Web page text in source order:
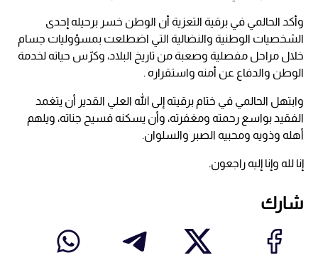
وأكد الحالمي في برقية التعزية أن الوطن خسر برحيله إحدى
الشخصيات الوطنية والنضالية التي اضطلعت بمسؤوليات جسام
خلال مراحل مفصلية وصعبة من تاريخ البلاد، وكرّس حياته لخدمة
الوطن والدفاع عن أمنه واستقراره .
وابتهل الحالمي في ختام برقيته إلى الله العلي القدير أن يتغمد
الفقيد بواسع رحمته ومغفرته، وأن يسكنه فسيح جناته، ويلهم
أهله وذويه ومحبيه الصبر والسلوان.
إنا لله وإنا إليه راجعون.
شارك